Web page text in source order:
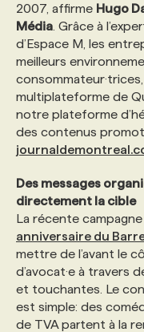
FAQ
ANNONCEZ
2007, affirme Hugo
Média . Grâce à
d’Espace M, les
meilleurs
multiplateforme de
notre plateforme
des contenus
Des messages
directement la cible
La récente
anniversaire du
mettre de l’avant le
d’avocat·e à travers
et touchantes. Le
est simple: des
de TVA partent à la